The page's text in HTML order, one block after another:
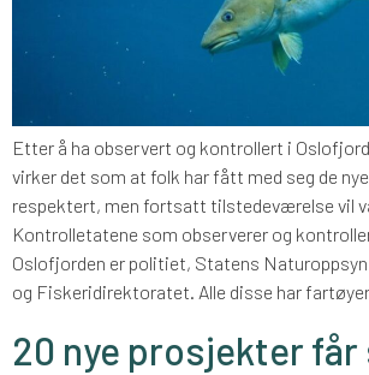
Etter å ha observert og kontrollert i
virker det som at folk har fått med seg de
respektert, men fortsatt tilstedeværelse vil
Kontrolletatene som observerer og
Oslofjorden er politiet, Statens
og Fiskeridirektoratet. Alle disse har
20 nye prosjekter